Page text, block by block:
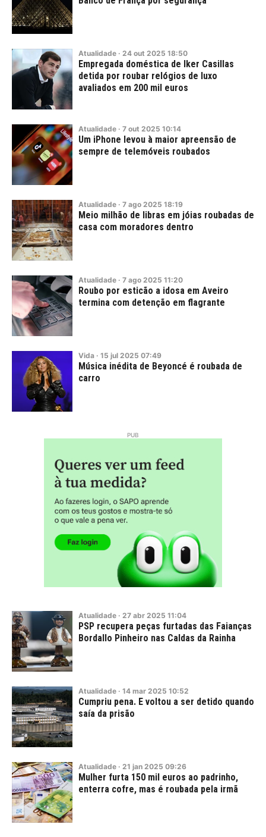
Atualidade · 24 out 2025 18:50
Empregada doméstica de Iker Casillas
detida por roubar relógios de luxo
avaliados em 200 mil euros
Atualidade · 7 out 2025 10:14
Um iPhone levou à maior apreensão de
sempre de telemóveis roubados
Atualidade · 7 ago 2025 18:19
Meio milhão de libras em jóias roubadas de
casa com moradores dentro
Atualidade · 7 ago 2025 11:20
Roubo por esticão a idosa em Aveiro
termina com detenção em flagrante
Vida · 15 jul 2025 07:49
Música inédita de Beyoncé é roubada de
carro
Atualidade · 27 abr 2025 11:04
PSP recupera peças furtadas das Faianças
Bordallo Pinheiro nas Caldas da Rainha
Atualidade · 14 mar 2025 10:52
Cumpriu pena. E voltou a ser detido quando
saía da prisão
Atualidade · 21 jan 2025 09:26
Mulher furta 150 mil euros ao padrinho,
enterra cofre, mas é roubada pela irmã